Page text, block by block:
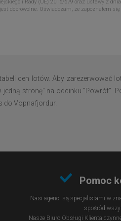
i Rady (UE) 2016/679 oraz ustawy z
dobrowolne. Oświadczam, że zapoznałem
cen lotów. Aby zarezerwować
stronę" na odcinku "Powrót".
do Vopnafjordur.
Pomoc
Nasi agenci są specjalistami w
spośród
Nasze Biuro Obsługi Klienta